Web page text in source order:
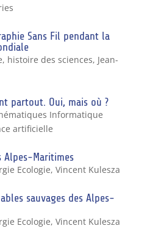
Sans Fil pendant la
histoire des sciences, Jean-
partout. Oui, mais où ?
Informatique
artificielle
Alpes-Maritimes
Ecologie, Vincent Kulesza
sauvages des Alpes-
Ecologie, Vincent Kulesza